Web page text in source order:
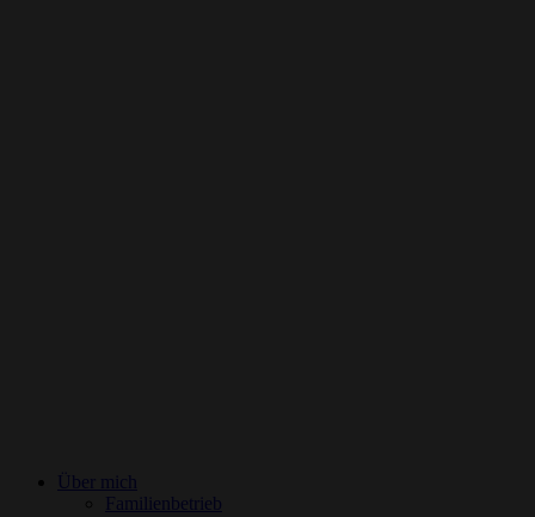
Über mich
Familienbetrieb